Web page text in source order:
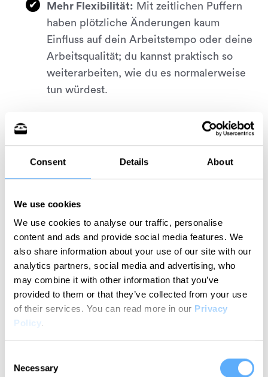
Consent Details About
We use cookies
We use cookies to analyse our traffic, personalise
content and ads and provide social media features. We
also share information about your use of our site with our
analytics partners, social media and advertising, who
may combine it with other information that you’ve
provided to them or that they’ve collected from your use
of their services. You can read more in our Privacy
Policy.
Selection
Necessary
Mehr Flexibilität: Mit zeitlichen Puffern
haben plötzliche Änderungen kaum
Einfluss auf dein Arbeitstempo oder deine
Arbeitsqualität; du kannst praktisch so
weiterarbeiten, wie du es normalerweise
tun würdest.
Haben Zeitpuffer auch Nachteile?
Technisch gesehen nicht.
bemessen sind.
Zu knappe Pufferzeiten sorgen für Stress,
Überstunden, schlechte Kundenbeziehungen usw.
Zu großzügige Pufferzeiten dagegen können zu
schlechtem Zeitmanagement führen und zu dem,
was in denParkinsonschen Gesetzen
beschrieben wird: Menschen erledigen eine